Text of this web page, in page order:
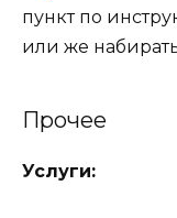
пункт по
или же
Прочее
Услуги: